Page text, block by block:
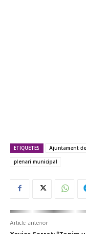
ETIQUETES Ajuntament
plenari municipal
Article anterior